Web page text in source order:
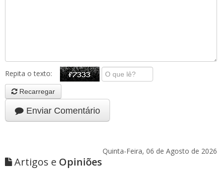
Repita o texto:
Recarregar
Enviar Comentário
Quinta-Feira, 06 de Agosto de 2026
Artigos e Opiniões